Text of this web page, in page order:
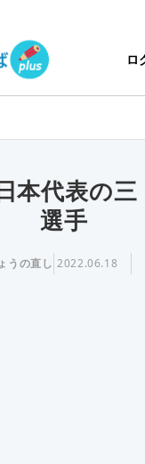
ロ
本代表の三
選手
うの直し 2022.06.18